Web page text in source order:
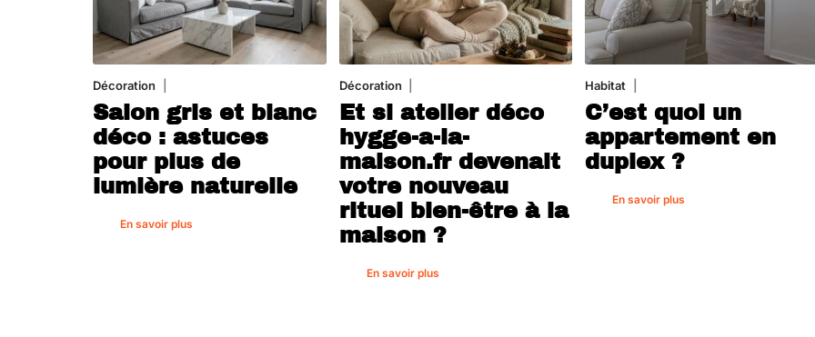
Décoration
Salon gris et blanc
déco : astuces
pour plus de
lumière naturelle
En savoir plus
Décoration
Et si atelier déco
hygge-a-la-
maison.fr devenait
votre nouveau
rituel bien-être à la
maison ?
En savoir plus
Habitat
C’est quoi un
appartement en
duplex ?
En savoir plus